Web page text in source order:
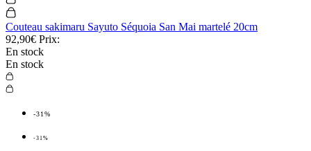
Couteau sakimaru Sayuto Séquoia San Mai martelé 20cm
92,90€ Prix:
En stock
En stock
-31%
-31%